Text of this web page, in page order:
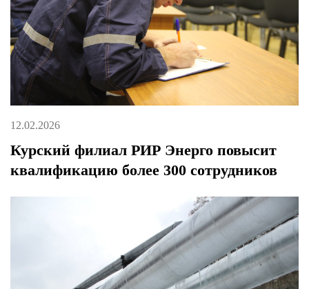
12.02.2026
Курский филиал РИР Энерго повысит
квалификацию более 300 сотрудников